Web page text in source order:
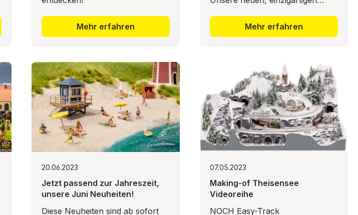
Mehr erfahren
im Vietnam mit höchsten
Qualitäts-Ansprüchen
Mehr erfahren
20.06.2023
Jetzt passend zur Jahreszeit,
unsere Juni Neuheiten!
Diese Neuheiten sind ab sofort
07.05.2023
Making-of Theisensee
Videoreihe
NOCH Easy-Track